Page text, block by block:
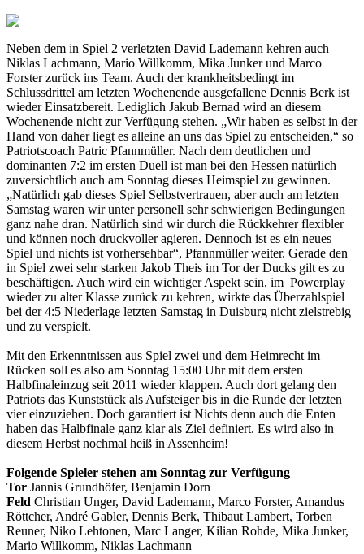
Neben dem in Spiel 2 verletzten David Lademann kehren auch
Niklas Lachmann, Mario Willkomm, Mika Junker und Marco
Forster zurück ins Team. Auch der krankheitsbedingt im
Schlussdrittel am letzten Wochenende ausgefallene Dennis Berk ist
wieder Einsatzbereit. Lediglich Jakub Bernad wird an diesem
Wochenende nicht zur Verfügung stehen. „Wir haben es selbst in der
Hand von daher liegt es alleine an uns das Spiel zu entscheiden,“ so
Patriotscoach Patric Pfannmüller. Nach dem deutlichen und
dominanten 7:2 im ersten Duell ist man bei den Hessen natürlich
zuversichtlich auch am Sonntag dieses Heimspiel zu gewinnen.
„Natürlich gab dieses Spiel Selbstvertrauen, aber auch am letzten
Samstag waren wir unter personell sehr schwierigen Bedingungen
ganz nahe dran. Natürlich sind wir durch die Rückkehrer flexibler
und können noch druckvoller agieren. Dennoch ist es ein neues
Spiel und nichts ist vorhersehbar“, Pfannmüller weiter. Gerade den
in Spiel zwei sehr starken Jakob Theis im Tor der Ducks gilt es zu
beschäftigen. Auch wird ein wichtiger Aspekt sein, im Powerplay
wieder zu alter Klasse zurück zu kehren, wirkte das Überzahlspiel
bei der 4:5 Niederlage letzten Samstag in Duisburg nicht zielstrebig
und zu verspielt.
Mit den Erkenntnissen aus Spiel zwei und dem Heimrecht im
Rücken soll es also am Sonntag 15:00 Uhr mit dem ersten
Halbfinaleinzug seit 2011 wieder klappen. Auch dort gelang den
Patriots das Kunststück als Aufsteiger bis in die Runde der letzten
vier einzuziehen. Doch garantiert ist Nichts denn auch die Enten
haben das Halbfinale ganz klar als Ziel definiert. Es wird also in
diesem Herbst nochmal heiß in Assenheim!
Folgende Spieler stehen am Sonntag zur Verfügung
Tor Jannis Grundhöfer, Benjamin Dorn
Feld Christian Unger, David Lademann, Marco Forster, Amandus
Röttcher, André Gabler, Dennis Berk, Thibaut Lambert, Torben
Reuner, Niko Lehtonen, Marc Langer, Kilian Rohde, Mika Junker,
Mario Willkomm, Niklas Lachmann